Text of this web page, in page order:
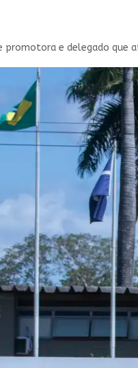
promotora e delegado que